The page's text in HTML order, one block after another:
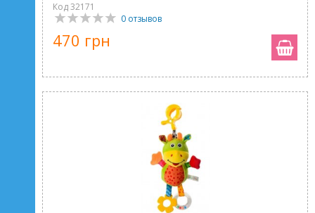
Код 32171
0 отзывов
470 грн